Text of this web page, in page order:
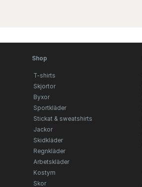
Shop
T-shirts
Skjortor
Byxor
Sportkläder
Stickat & sweatshirts
Jackor
Skidkläder
Regnkläder
Arbetskläder
Kostym
Skor